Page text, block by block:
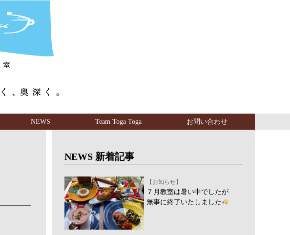
NEWS Team Toga Toga お問い合わせ
NEWS 新着記事
【お知らせ】
７月教室は暑い中でしたが
無事に終了いたしました